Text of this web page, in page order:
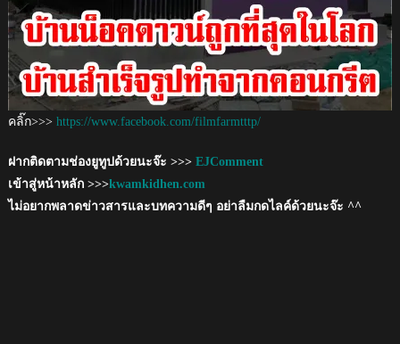
คลิ๊ก>>> https://www.facebook.com/filmfarmtttp/
ฝากติดตามช่องยูทูปด้วยนะจ๊ะ >>> EJComment
เข้าสู่หน้าหลัก >>>kwamkidhen.com
ไม่อยากพลาดข่าวสารและบทความดีๆ อย่าลืมกดไลค์ด้วยนะจ๊ะ ^^